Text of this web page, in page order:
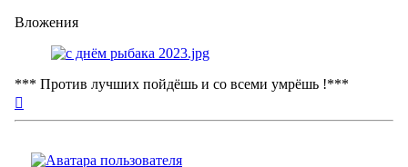
Вложения
*** Против лучших пойдёшь и со всеми умрёшь !***